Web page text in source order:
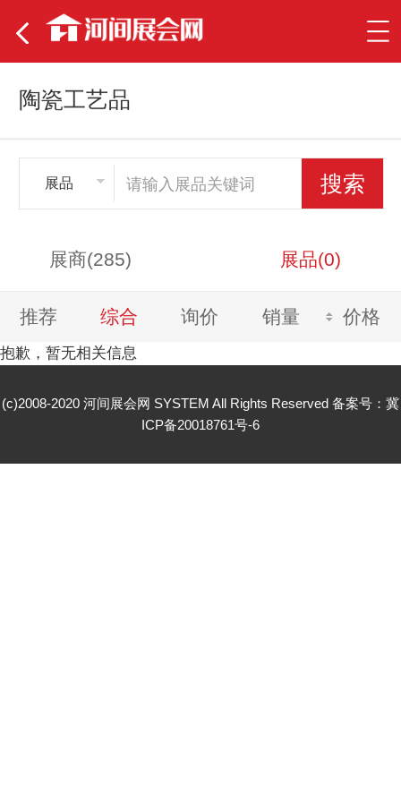
陶瓷工艺品
展品
展商(285) 展品(0)
推荐 综合 询价 销量 价格
抱歉，暂无相关信息
(c)2008-2020 河间展会网 SYSTEM All Rights Reserved 备案号： 冀
ICP备20018761号-6